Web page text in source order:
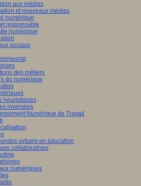
aux médias
et nouveaux médias
numérique
responsable
numérique
sociaux
des métiers
du numérique
heuristiques
inversées
Numérique de Travail
virtuels en éducation
collaboratives
numériques